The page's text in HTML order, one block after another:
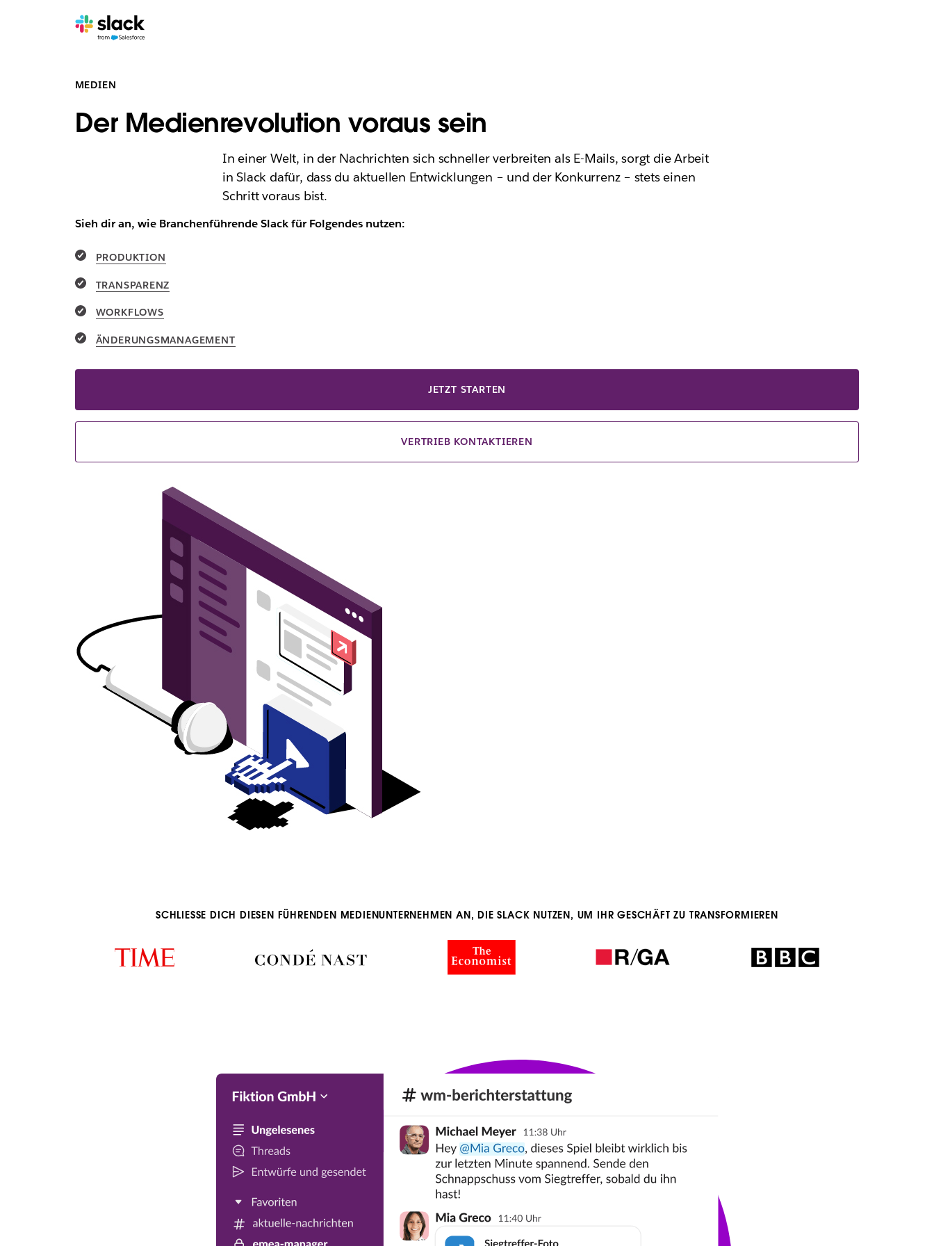
MEDIEN
Der Medienrevolution voraus sein
In einer Welt, in der Nachrichten sich schneller verbreiten als E-Mails, sorgt die Arbeit
in Slack dafür, dass du aktuellen Entwicklungen – und der Konkurrenz – stets einen
Schritt voraus bist.
Sieh dir an, wie Branchenführende Slack für Folgendes nutzen:
PRODUKTION
TRANSPARENZ
WORKFLOWS
ÄNDERUNGSMANAGEMENT
JETZT STARTEN
VERTRIEB KONTAKTIEREN
SCHLIESSE DICH DIESEN FÜHRENDEN MEDIENUNTERNEHMEN AN, DIE SLACK NUTZEN, UM IHR GESCHÄFT ZU TRANSFORMIEREN